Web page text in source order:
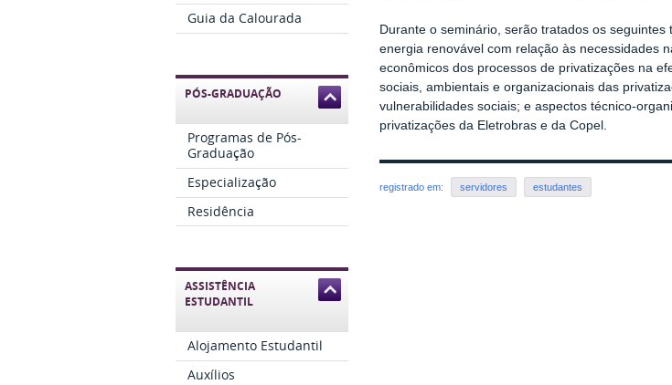
Guia da Calourada
PÓS-GRADUAÇÃO
Programas de Pós-
Graduação
Especialização
Residência
ASSISTÊNCIA
ESTUDANTIL
Alojamento Estudantil
Auxílios
Durante o seminário, serão tratados os
energia renovável com relação às necessidades
econômicos dos processos de privatizações na
sociais, ambientais e organizacionais das
vulnerabilidades sociais; e aspectos técnico-
privatizações da Eletrobras e da Copel.
registrado em: servidores estudantes